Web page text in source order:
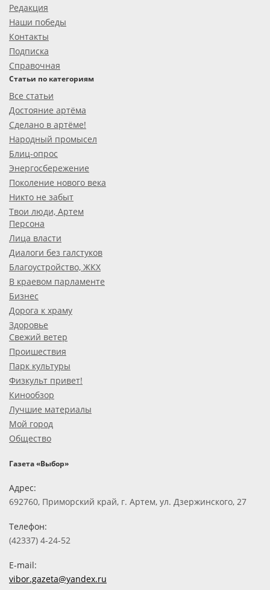
Редакция
Наши победы
Контакты
Подписка
Справочная
Статьи по категориям
Все статьи
Достояние артёма
Сделано в артёме!
Народный промысел
Блиц-опрос
Энергосбережение
Поколение нового века
Никто не забыт
Твои люди, Артем
Персона
Лица власти
Диалоги без галстуков
Благоустройство, ЖКХ
В краевом парламенте
Бизнес
Дорога к храму
Здоровье
Свежий ветер
Проишествия
Парк культуры
Физкульт привет!
Кинообзор
Лучшие материалы
Мой город
Общество
Газета «Выбор»
Адрес:
692760, Приморский край, г. Артем, ул. Дзержинского, 27
Телефон:
(42337) 4-24-52
E-mail:
vibor.gazeta@yandex.ru